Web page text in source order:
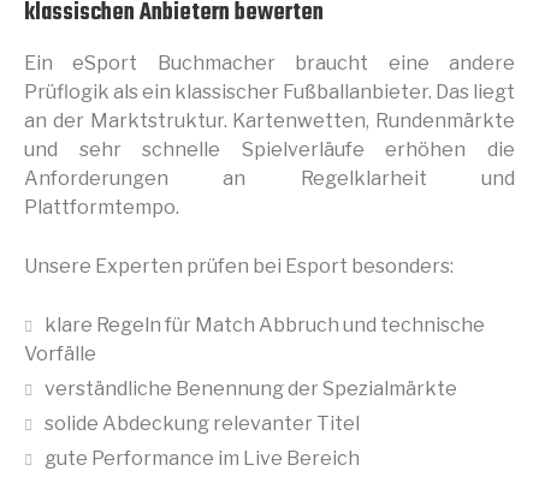
klassischen Anbietern bewerten
Ein eSport Buchmacher braucht eine andere
Prüflogik als ein klassischer Fußballanbieter. Das liegt
an der Marktstruktur. Kartenwetten, Rundenmärkte
und sehr schnelle Spielverläufe erhöhen die
Anforderungen an Regelklarheit und
Plattformtempo.
Unsere Experten prüfen bei Esport besonders:
klare Regeln für Match Abbruch und technische
Vorfälle
verständliche Benennung der Spezialmärkte
solide Abdeckung relevanter Titel
gute Performance im Live Bereich